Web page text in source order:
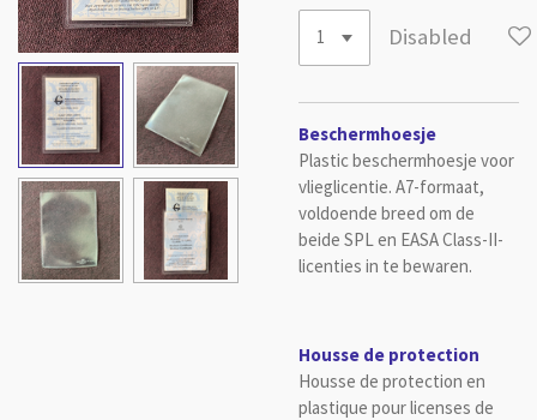
Disabled
Beschermhoesje
Plastic beschermhoesje voor
vlieglicentie. A7-formaat,
voldoende breed om de
beide SPL en EASA Class-II-
licenties in te bewaren.
Housse de protection
Housse de protection en
plastique pour licenses de